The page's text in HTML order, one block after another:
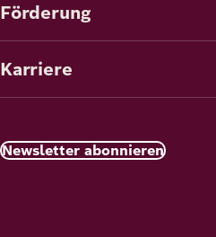
Förderung
Karriere
Newsletter abonnieren